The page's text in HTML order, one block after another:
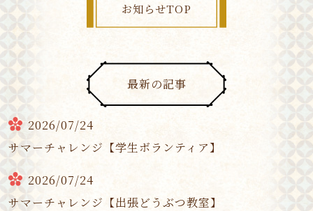
お知らせTOP
最新の記事
2026/07/24
サマーチャレンジ【学生ボランティア】
2026/07/24
サマーチャレンジ【出張どうぶつ教室】